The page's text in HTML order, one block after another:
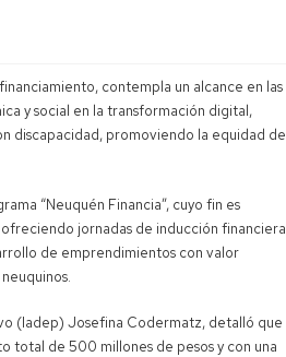
contempla un alcance en las
y social en la transformación digital,
discapacidad, promoviendo la equidad de
“Neuquén Financia”, cuyo fin es
jornadas de inducción financiera
de emprendimientos con valor
(Iadep) Josefina Codermatz, detalló que
total de 500 millones de pesos y con una